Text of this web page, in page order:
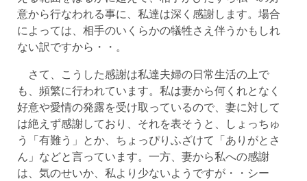
意から行なわれる事に、私達は深く感謝します。場合
によっては、相手のいくらかの犠牲さえ伴うかもしれ
ない訳ですから・・。
さて、こうした感謝は私達夫婦の日常生活の上で
も、頻繁に行われています。私は妻から何くれとなく
好意や愛情の発露を受け取っているので、妻に対して
は絶えず感謝しており、それを表そうと、しょっちゅ
う「有難う」とか、ちょっぴりふざけて「ありがとさ
ん」などと言っています。一方、妻から私への感謝
は、気のせいか、私より少ないようですが・・シー